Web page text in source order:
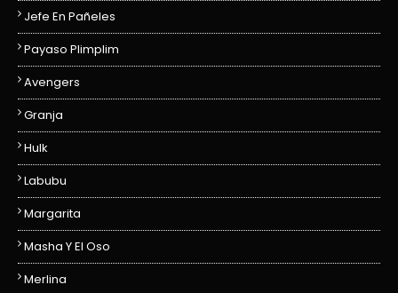
Jefe En Pañeles
Payaso Plimplim
Avengers
Granja
Hulk
Labubu
Margarita
Masha Y El Oso
Merlina